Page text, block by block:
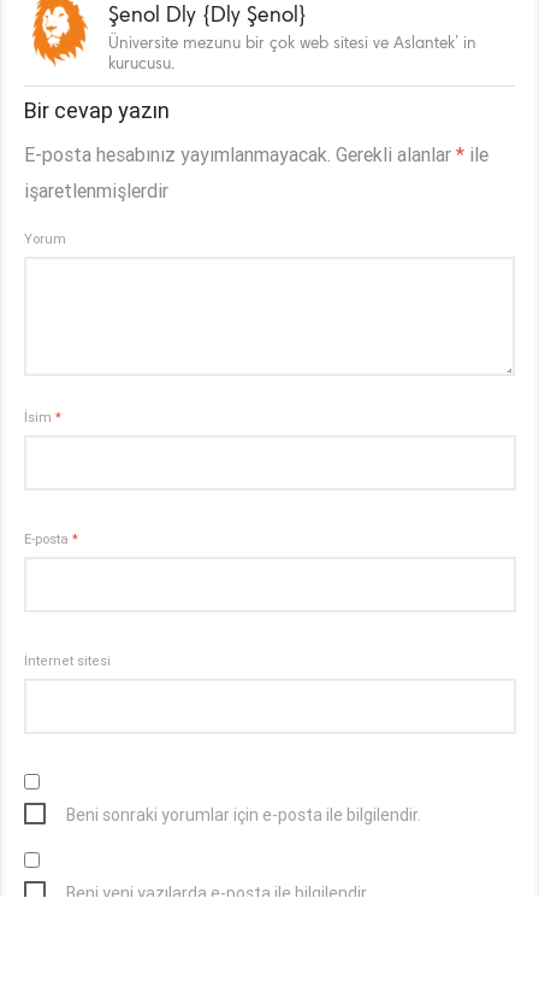
Şenol Dly {Dly Şenol}
Üniversite mezunu bir çok web sitesi ve Aslantek’ in
kurucusu.
Bir cevap yazın
E-posta hesabınız yayımlanmayacak. Gerekli alanlar* ile
işaretlenmişlerdir
Yorum
İsim*
E-posta*
İnternet sitesi
Beni sonraki yorumlar için e-posta ile bilgilendir.
Beni yeni yazılarda e-posta ile bilgilendir.